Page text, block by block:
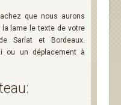
que nous aurons
lame le texte de votre
Sarlat et Bordeaux.
ou un déplacement à